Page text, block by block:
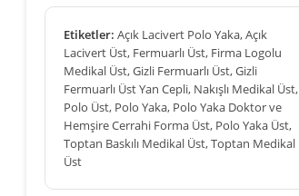
Etiketler: Açık Lacivert Polo Yaka,Açık
Lacivert Üst, Fermuarlı Üst, Firma Logolu
Medikal Üst,Gizli Fermuarlı Üst,Gizli
Fermuarlı Üst Yan Cepli, Nakışlı Medikal Üst,
Polo Üst, Polo Yaka, Polo Yaka Doktor ve
Hemşire Cerrahi Forma Üst, Polo Yaka Üst,
Toptan Baskılı Medikal Üst,Toptan Medikal
Üst